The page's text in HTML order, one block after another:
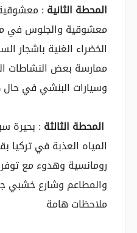
المحطة الثانية :
معشوقية والجلوس في
الخضراء الغنية باشجار
ممارسة بعض النشاطات
وسيارات البنشي في
المحطة الثالثة : بحيرة
رومانسية وهدوء مع
والمطاعم وشارع خشبي
ملاحظات هامة